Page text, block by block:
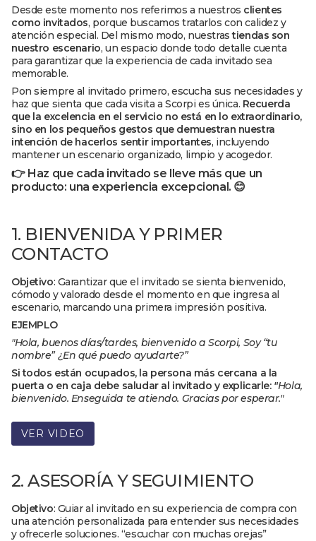
Desde este momento nos referimos a nuestros clientes
como invitados, porque buscamos tratarlos con calidez y
atención especial. Del mismo modo, nuestrastiendas son
nuestro escenario, un espacio donde todo detalle cuenta
para garantizar que la experiencia de cada invitado sea
memorable.
Pon siempre al invitado primero, escucha sus necesidades y
haz que sienta que cada visita a Scorpi es única. Recuerda
que la excelencia en el servicio no está en lo extraordinario,
sino en los pequeños gestos que demuestran nuestra
intención de hacerlos sentir importantes, incluyendo
mantener un escenario organizado, limpio y acogedor.
👉 Haz que cada invitado se lleve más que un
producto: una experiencia excepcional. 😊
1. BIENVENIDA Y PRIMER
CONTACTO
Objetivo: Garantizar que el invitado se sienta bienvenido,
cómodo y valorado desde el momento en que ingresa al
escenario, marcando una primera impresión positiva.
EJEMPLO
"Hola, buenos días/tardes, bienvenido a Scorpi, Soy “tu
nombre” ¿En qué puedo ayudarte?”
Si todos están ocupados, la persona más cercana a la
puerta o en caja debe saludar al invitado y explicarle: "Hola,
bienvenido. Enseguida te atiendo. Gracias por esperar."
VER VIDEO
2. ASESORÍA Y SEGUIMIENTO
Objetivo: Guiar al invitado en su experiencia de compra con
una atención personalizada para entender sus necesidades
y ofrecerle soluciones. “escuchar con muchas orejas”